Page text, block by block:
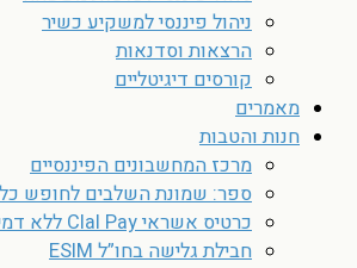
ניהול פיננסי למשקיע כשיר
הרצאות וסדנאות
קורסים דיגיטליים
מאמרים
חנות והטבות
מרכז המחשבונים הפיננסיים
ספר: שמונת השלבים לחופש
כרטיס אשראי Clal Pay ללא דמי כרטיס
חבילת גלישה בחו”ל ESIM